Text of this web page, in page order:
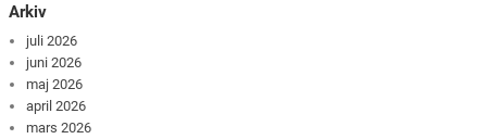
Arkiv
juli 2026
juni 2026
maj 2026
april 2026
mars 2026